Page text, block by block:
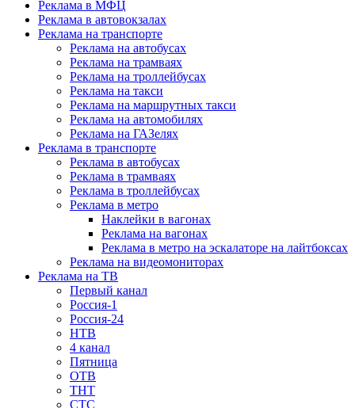
Реклама в МФЦ
Реклама в автовокзалах
Реклама на транспорте
Реклама на автобусах
Реклама на трамваях
Реклама на троллейбусах
Реклама на такси
Реклама на маршрутных такси
Реклама на автомобилях
Реклама на ГАЗелях
Реклама в транспорте
Реклама в автобусах
Реклама в трамваях
Реклама в троллейбусах
Реклама в метро
Наклейки в вагонах
Реклама на вагонах
Реклама в метро на эскалаторе на лайтбоксах
Реклама на видеомониторах
Реклама на ТВ
Первый канал
Россия-1
Россия-24
НТВ
4 канал
Пятница
ОТВ
ТНТ
СТС